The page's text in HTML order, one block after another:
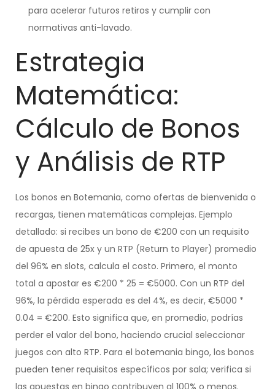
para acelerar futuros retiros y cumplir con
normativas anti-lavado.
Estrategia
Matemática:
Cálculo de Bonos
y Análisis de RTP
Los bonos en Botemania, como ofertas de bienvenida o
recargas, tienen matemáticas complejas. Ejemplo
detallado: si recibes un bono de €200 con un requisito
de apuesta de 25x y un RTP (Return to Player) promedio
del 96% en slots, calcula el costo. Primero, el monto
total a apostar es €200 * 25 = €5000. Con un RTP del
96%, la pérdida esperada es del 4%, es decir, €5000 *
0.04 = €200. Esto significa que, en promedio, podrías
perder el valor del bono, haciendo crucial seleccionar
juegos con alto RTP. Para el botemania bingo, los bonos
pueden tener requisitos específicos por sala; verifica si
las apuestas en bingo contribuyen al 100% o menos.